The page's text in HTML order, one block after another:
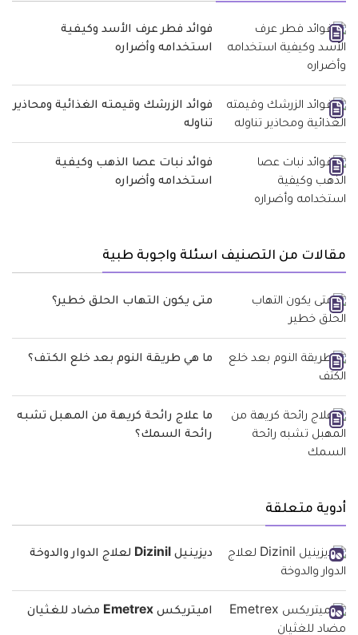
فوائد فطر عرف الأسد وكيفية
استخدامه وأضراره
فوائد الزرشك وقيمته الغذائية ومحاذير
تناوله
فوائد نبات عصا الذهب وكيفية
استخدامه وأضراره
مقالات من التصنيف اسئلة واجوبة طبية
متى يكون التهاب الحلق خطير؟
ما هي طريقة النوم بعد خلع الكتف؟
ما علاج رائحة كريهة من المهبل تشبه
رائحة السمك؟
أدوية متعلقة
ديزينيل Dizinil لعلاج الدوار والدوخة
اميتريكس Emetrex مضاد للغثيان